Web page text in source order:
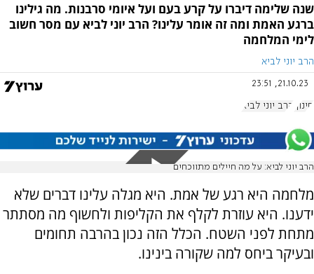
שנה שלימה דיברו על קרע בעם ועל איומי סרבנות. מה גילינו
ברגע האמת ומה זה אומר עלינו? הרב יוני לביא עם מסר חשוב
לימי המלחמה
הרב יוני לביא
21.10.23, 23:51
חינוך הרב יוני לביא
הרב יוני לביא: על מה חיילים מתווכחים
מלחמה היא רגע של אמת. היא מגלה עלינו דברים שלא
ידענו. היא עוזרת לקלף את הקליפות ולחשוף מה מסתתר
מתחת לפני השטח. הכלל הזה נכון בהרבה תחומים
ובעיקר ביחס למה שקורה בינינו.